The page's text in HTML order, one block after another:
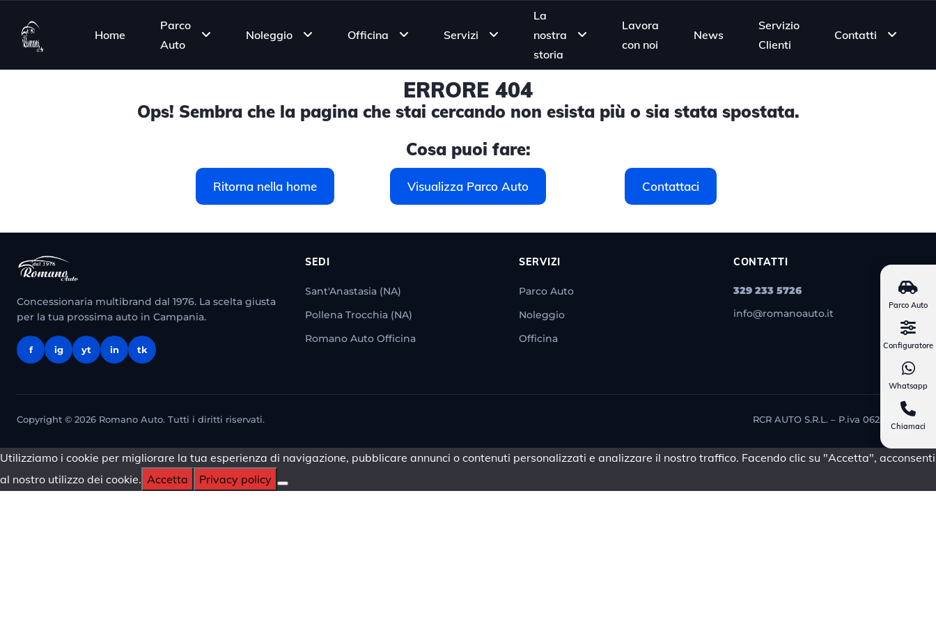
Home
Parco
Auto
Noleggio Officina Servizi
La
nostra
storia
Lavora
con noi
News
Servizio
Clienti
Contatti
ERRORE 404
Ops! Sembra che la pagina che stai cercando non esista più o sia stata spostata.
Cosa puoi fare:
Ritorna nella home Visualizza Parco Auto Contattaci
Concessionaria multibrand dal 1976. La scelta giusta
per la tua prossima auto in Campania.
f ig yt in tk
SEDI
Sant'Anastasia (NA)
Pollena Trocchia (NA)
Romano Auto Officina
SERVIZI
Parco Auto
Noleggio
Officina
CONTATTI
329 233 5726
info@romanoauto.it
Copyright © 2026 Romano Auto. Tutti i diritti riservati. RCR AUTO S.R.L. – P.iva 06257981214
Parco Auto
Configuratore
Whatsapp
Chiamaci
Utilizziamo i cookie per migliorare la tua esperienza di navigazione, pubblicare annunci o contenuti personalizzati e analizzare il nostro traffico. Facendo clic su "Accetta", acconsenti
al nostro utilizzo dei cookie. Accetta Privacy policy